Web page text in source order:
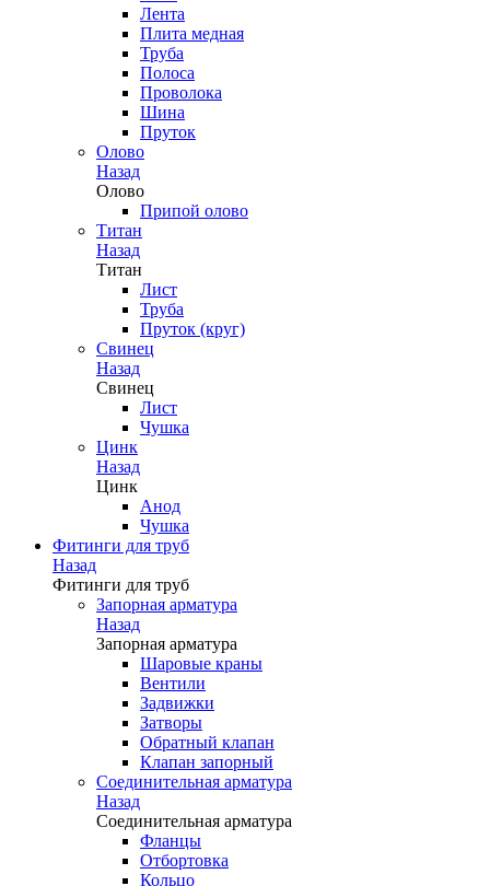
Лента
Плита медная
Труба
Полоса
Проволока
Шина
Пруток
Олово
Назад
Олово
Припой олово
Титан
Назад
Титан
Лист
Труба
Пруток (круг)
Свинец
Назад
Свинец
Лист
Чушка
Цинк
Назад
Цинк
Анод
Чушка
Фитинги для труб
Назад
Фитинги для труб
Запорная арматура
Назад
Запорная арматура
Шаровые краны
Вентили
Задвижки
Затворы
Обратный клапан
Клапан запорный
Соединительная арматура
Назад
Соединительная арматура
Фланцы
Отбортовка
Кольцо